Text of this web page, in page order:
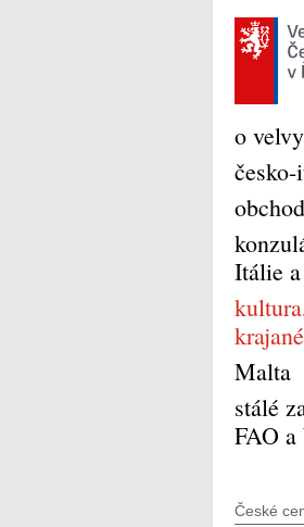
o
Itálie
krajané
Malta
stálé
FAO a
České